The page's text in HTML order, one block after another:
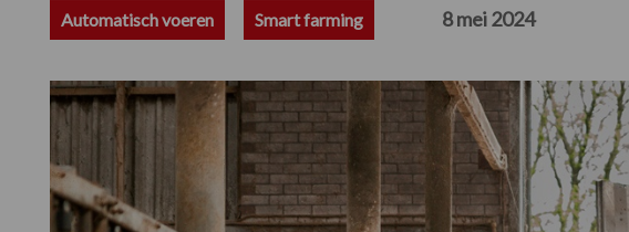
Automatisch voeren Smart farming 8 mei 2024